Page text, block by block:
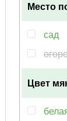
Место
сад
Цвет